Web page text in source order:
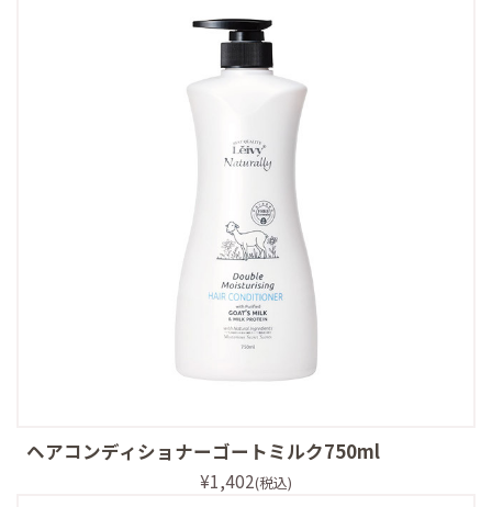
ヘアコンディショナーゴートミルク750ml
¥1,402(税込)